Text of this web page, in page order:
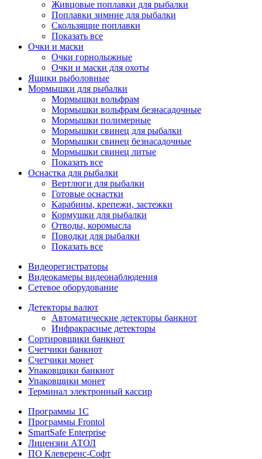
Живцовые поплавки для рыбалки
Поплавки зимние для рыбалки
Скользящие поплавки
Показать все
Очки и маски
Очки горнолыжные
Очки и маски для охоты
Ящики рыболовные
Мормышки для рыбалки
Мормышки вольфрам
Мормышки вольфрам безнасадочные
Мормышки полимерные
Мормышки свинец для рыбалки
Мормышки свинец безнасадочные
Мормышки свинец литые
Показать все
Оснастка для рыбалки
Вертлюги для рыбалки
Готовые оснастки
Карабины, крепежи, застежки
Кормушки для рыбалки
Отводы, коромысла
Поводки для рыбалки
Показать все
Видеорегистраторы
Видеокамеры видеонаблюдения
Сетевое оборудование
Детекторы валют
Автоматические детекторы банкнот
Инфракрасные детекторы
Сортировщики банкнот
Счетчики банкнот
Счетчики монет
Упаковщики банкнот
Упаковщики монет
Терминал электронный кассир
Программы 1C
Программы Frontol
SmartSafe Enterprise
Лицензии АТОЛ
ПО Клеверенс-Софт